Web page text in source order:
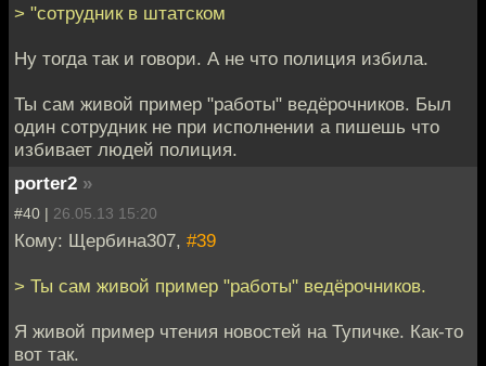
> "сотрудник в штатском
Ну тогда так и говори. А не что полиция избила.
Ты сам живой пример "работы" ведёрочников. Был
один сотрудник не при исполнении а пишешь что
избивает людей полиция.
porter2 »
#40 | 26.05.13 15:20
Кому: Щербина307, #39
> Ты сам живой пример "работы" ведёрочников.
Я живой пример чтения новостей на Тупичке. Как-то
вот так.